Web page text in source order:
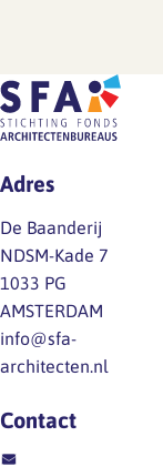
Adres
De Baanderij
NDSM-Kade 7
1033 PG
AMSTERDAM
info@sfa-
architecten.nl
Contact